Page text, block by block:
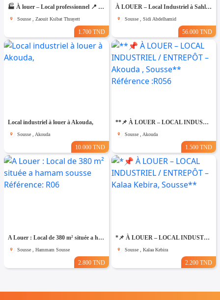
🏭 À louer – Local professionnel 📍 Situé entre Hey Riad et Zaouit Sousse –
Sousse , Zaouit Ksibat Thrayett
1.700 TND
À LOUER – Local Industriel à Sahline 🏭
Sousse , Sidi Abdelhamid
56.000 TND
Local industriel à louer à Akouda,
Sousse , Akouda
10.000 TND
**📌 À LOUER – LOCAL INDUSTRIEL / ENTREPÔT – Akouda , Sousse** Référence :R056
Sousse , Akouda
1.500 TND
A Louer : Local de 380 m² située a hamam sousse Référence: R06
Sousse , Hammam Sousse
2.800 TND
*📌 À LOUER – LOCAL INDUSTRIEL / ENTREPÔT – Kalaa Kebira, Sousse**
Sousse , Kalaa Kebira
2.200 TND